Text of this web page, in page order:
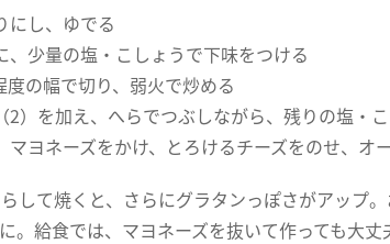
にし、ゆでる
、少量の塩・こしょうで下味をつける
の幅で切り、弱火で炒める
2）を加え、へらでつぶしながら、残りの塩・
ヨネーズをかけ、とろけるチーズをのせ、オ
して焼くと、さらにグラタンっぽさがアップ
。給食では、マヨネーズを抜いて作っても大丈